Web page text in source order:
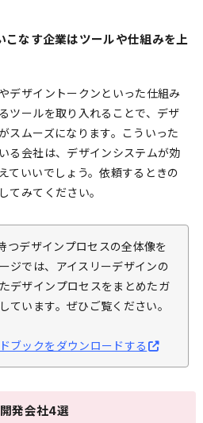
こなす企業はツールや仕組みを上
デザイントークンといった仕組み
ツールを取り入れることで、デザ
スムーズになります。こういった
る会社は、デザインシステムが効
ていいでしょう。依頼するときの
てみてください。
つデザインプロセスの全体像を
ジでは、アイスリーデザインの
デザインプロセスをまとめたガ
ています。ぜひご覧ください。
ブックをダウンロードする
発会社4選